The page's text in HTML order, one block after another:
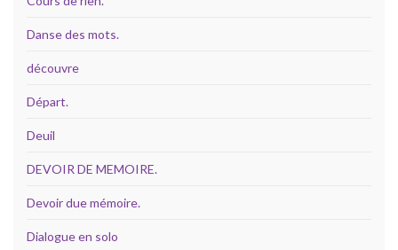
Danse des mots.
découvre
Départ.
Deuil
DEVOIR DE MEMOIRE.
Devoir due mémoire.
Dialogue en solo